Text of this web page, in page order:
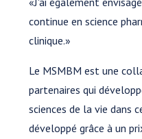
continue en science
clinique.»
Le MSMBM est une
partenaires qui
sciences de la vie dans
développé grâce à un